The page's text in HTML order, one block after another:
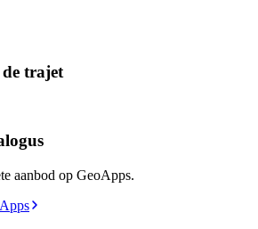
de trajet
aanbod op GeoApps.